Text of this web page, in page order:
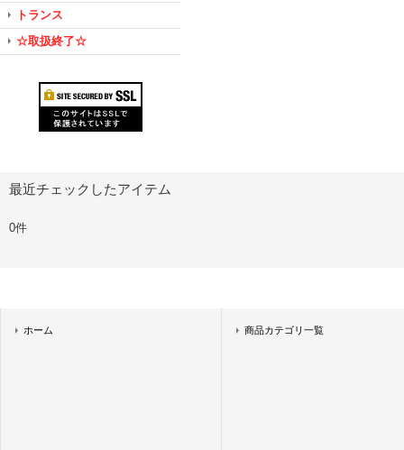
トランス
☆取扱終了☆
最近チェックしたアイテム
0件
ホーム 商品カテゴリ一覧